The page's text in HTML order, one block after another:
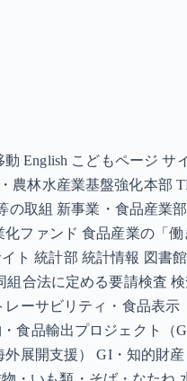
English こどもページ
林水産業基盤強化本部
取組 新事業・食品産業
ファンド 食品産業の「
ト 統計部 統計情報 図
合法に定める要請検査
ーサビリティ・食品表
品輸出プロジェクト（
展開支援） GI・知的財